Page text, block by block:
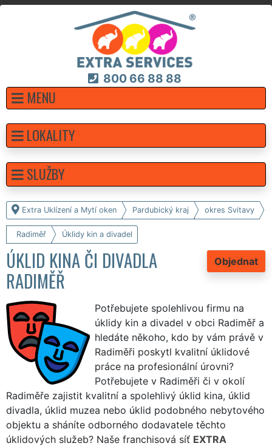
800 66 88 88
MENU
Extra Uklízení a Mytí oken Pardubický kraj okres Svitavy
Radiměř Úklidy kin a divadel
Objednat
ÚKLID KINA ČI DIVADLA
RADIMĚŘ
Potřebujete spolehlivou firmu na
úklidy kin a divadel v obci Radiměř a
hledáte někoho, kdo by vám právě v
Radiměři poskytl kvalitní úklidové
práce na profesionální úrovni?
Potřebujete v Radiměři či v okolí
Radiměře zajistit kvalitní a spolehlivý úklid kina, úklid
divadla, úklid muzea nebo úklid podobného nebytového
objektu a sháníte odborného dodavatele těchto
úklidových služeb? Naše franchisová síť EXTRA
LOKALITY
SLUŽBY